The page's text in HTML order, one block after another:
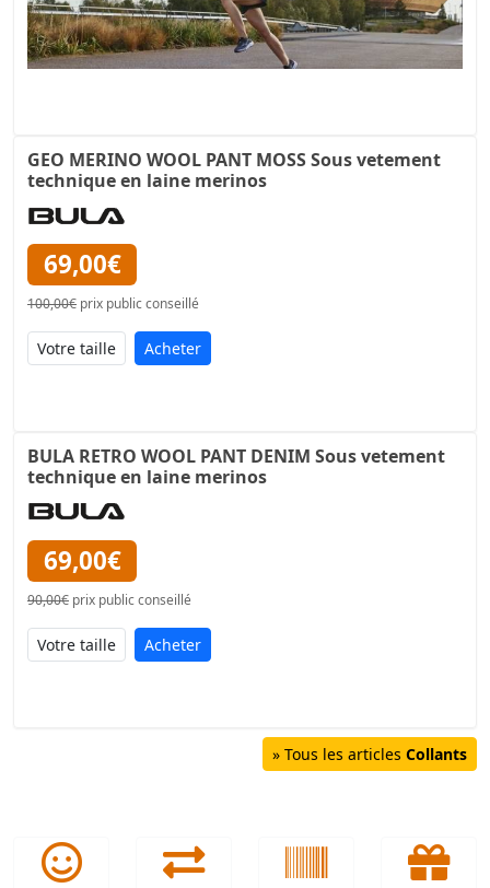
GEO MERINO WOOL PANT MOSS Sous vetement
technique en laine merinos
69,00€
100,00€ prix public conseillé
Acheter
BULA RETRO WOOL PANT DENIM Sous vetement
technique en laine merinos
69,00€
90,00€ prix public conseillé
Acheter
» Tous les articles Collants